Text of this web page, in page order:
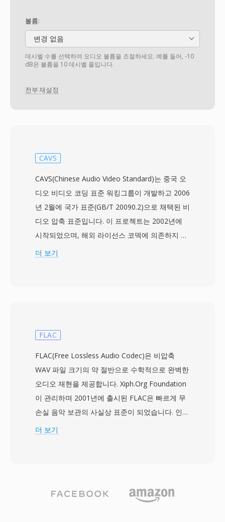
볼륨:
변경 없음
데시벨 수를 선택하여 오디오 볼륨을 조절하세요. 예를 들어, -10
dB은 볼륨을 10 데시벨 줄입니다.
전부 재설정
CAVS
CAVS(Chinese Audio Video Standard)는 중국 오
디오 비디오 코딩 표준 워킹그룹이 개발하고 2006
년 2월에 국가 표준(GB/T 20090.2)으로 채택된 비
디오 압축 표준입니다. 이 프로젝트는 2002년에
시작되었으며, 해외 라이선스 코덱에 의존하지 않
고 중국의 대규모 방송 및 멀티미디어 인프라를 지
지의 비디오 해상도를 지원하여, 지상파 디지털
주요 기술적 특징으로는 8x8 블록 변환, 다중 예측
모드, 낮은 비트레이트에서 블록 아티팩트를 줄이
기 위해 설계된 루프 필터 등이 있습니다. 중국 정
부는 CAVS를 국가 디지털 TV 방송 시스템의 필수
압축 표준으로 승인하여, 전국의 셋톱박스와 텔레
비전 수신기에 광범위한 배포를 보장했습니다.
에 대한 실행 가능한 국가적 대안을 입증한다는 점
더 보기
FLAC
FLAC(Free Lossless Audio Codec)은 비압축
WAV 파일 크기의 약 절반으로 수학적으로 완벽한
오디오 재현을 제공합니다. Xiph.Org Foundation
이 관리하며 2001년에 출시된 FLAC은 빠르게 무
손실 음악 보관의 사실상 표준이 되었습니다. 인코
더는 리니어 예측을 적용하여 각 오디오 블록을 모
트를 지원하여 고해상도 녹음의 요구사항을 초과
더 보기